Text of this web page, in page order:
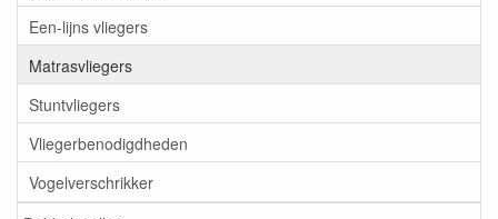
Een-lijns vliegers
Matrasvliegers
Stuntvliegers
Vliegerbenodigdheden
Vogelverschrikker